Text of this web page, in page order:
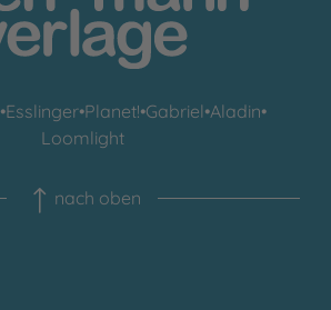
•Esslinger•Planet!•Gabriel•Aladin•
Loomlight
nach oben